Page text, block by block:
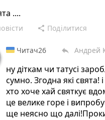
....
share Поділитися
Читач26 reply Андрей
ну діткам чи татусі
сумно. Згодна які свята!
хто хоче хай святкує
це велике горе і
ще неясно що